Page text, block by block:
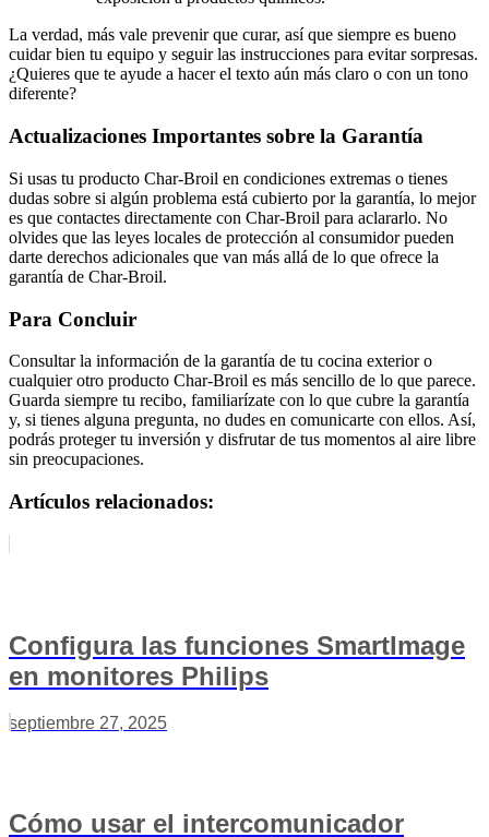
La verdad, más vale prevenir que curar, así que siempre es bueno
cuidar bien tu equipo y seguir las instrucciones para evitar sorpresas.
¿Quieres que te ayude a hacer el texto aún más claro o con un tono
diferente?
Actualizaciones Importantes sobre la Garantía
Si usas tu producto Char-Broil en condiciones extremas o tienes
dudas sobre si algún problema está cubierto por la garantía, lo mejor
es que contactes directamente con Char-Broil para aclararlo. No
olvides que las leyes locales de protección al consumidor pueden
darte derechos adicionales que van más allá de lo que ofrece la
garantía de Char-Broil.
Para Concluir
Consultar la información de la garantía de tu cocina exterior o
cualquier otro producto Char-Broil es más sencillo de lo que parece.
Guarda siempre tu recibo, familiarízate con lo que cubre la garantía
y, si tienes alguna pregunta, no dudes en comunicarte con ellos. Así,
podrás proteger tu inversión y disfrutar de tus momentos al aire libre
sin preocupaciones.
Artículos relacionados:
Configura las funciones SmartImage
en monitores Philips
septiembre 27, 2025
Cómo usar el intercomunicador